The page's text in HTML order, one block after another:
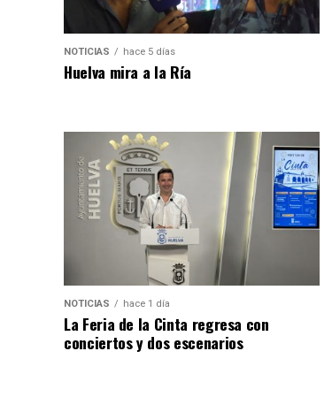
NOTICIAS hace 5 días
Huelva mira a la Ría
NOTICIAS hace 1 día
La Feria de la Cinta regresa con
conciertos y dos escenarios